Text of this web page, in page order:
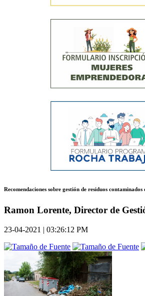
Recomendaciones sobre gestión de residuos
Ramon Lorente, Director de
23-04-2021 | 03:26:12 PM